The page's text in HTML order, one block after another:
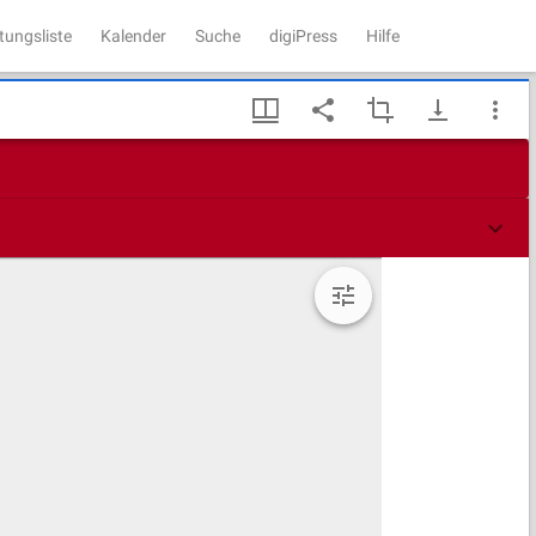
Kalender Suche digiPress Hilfe